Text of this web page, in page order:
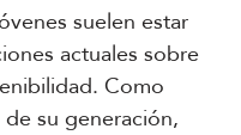
suelen estar
actuales sobre
Como
su generación,